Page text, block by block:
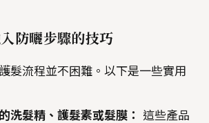
防曬步驟的技巧
髮流程並不困難。以下是一些實用
洗髮精、護髮素或髮膜：
這些產品